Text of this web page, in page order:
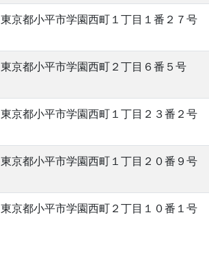
東京都小平市学園西町１丁目１番２７号
東京都小平市学園西町２丁目６番５号
東京都小平市学園西町１丁目２３番２号
東京都小平市学園西町１丁目２０番９号
東京都小平市学園西町２丁目１０番１号